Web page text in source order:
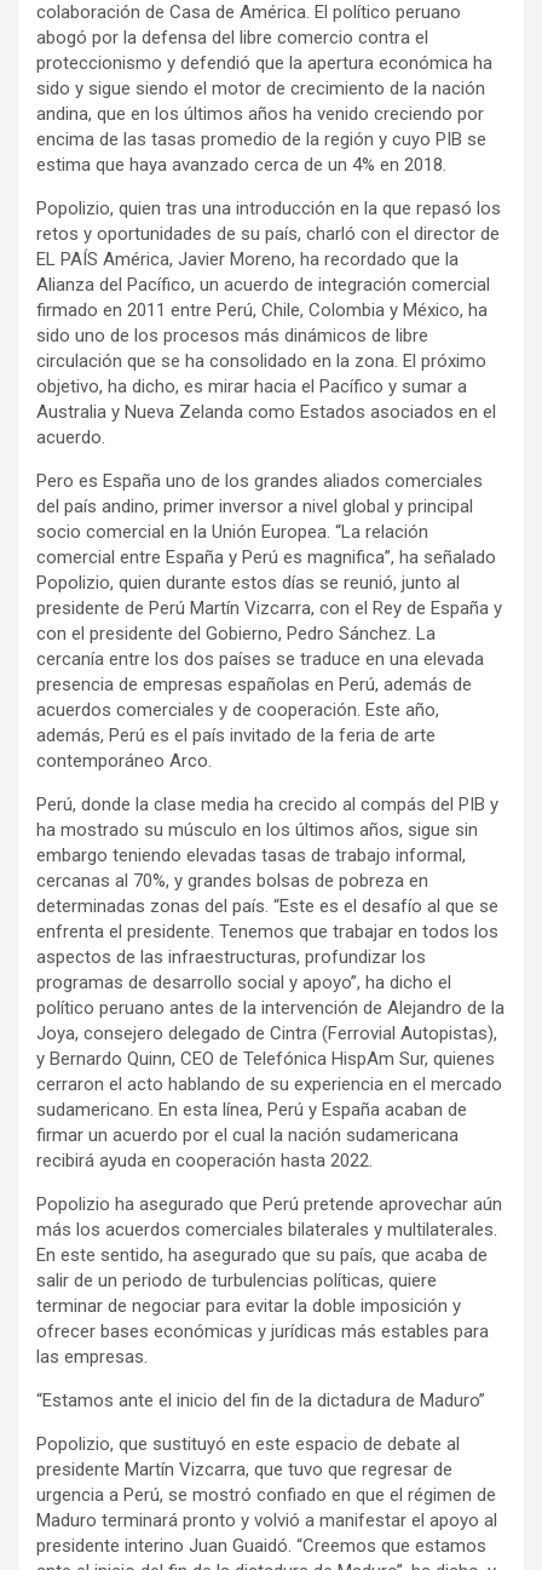
colaboración de Casa de América. El político peruano
abogó por la defensa del libre comercio contra el
proteccionismo y defendió que la apertura económica ha
sido y sigue siendo el motor de crecimiento de la nación
andina, que en los últimos años ha venido creciendo por
encima de las tasas promedio de la región y cuyo PIB se
estima que haya avanzado cerca de un 4% en 2018.
Popolizio, quien tras una introducción en la que repasó los
retos y oportunidades de su país, charló con el director de
EL PAÍS América, Javier Moreno, ha recordado que la
Alianza del Pacífico, un acuerdo de integración comercial
firmado en 2011 entre Perú, Chile, Colombia y México, ha
sido uno de los procesos más dinámicos de libre
circulación que se ha consolidado en la zona. El próximo
objetivo, ha dicho, es mirar hacia el Pacífico y sumar a
Australia y Nueva Zelanda como Estados asociados en el
acuerdo.
Pero es España uno de los grandes aliados comerciales
del país andino, primer inversor a nivel global y principal
socio comercial en la Unión Europea. “La relación
comercial entre España y Perú es magnifica”, ha señalado
Popolizio, quien durante estos días se reunió, junto al
presidente de Perú Martín Vizcarra, con el Rey de España y
con el presidente del Gobierno, Pedro Sánchez. La
cercanía entre los dos países se traduce en una elevada
presencia de empresas españolas en Perú, además de
acuerdos comerciales y de cooperación. Este año,
además, Perú es el país invitado de la feria de arte
contemporáneo Arco.
Perú, donde la clase media ha crecido al compás del PIB y
ha mostrado su músculo en los últimos años, sigue sin
embargo teniendo elevadas tasas de trabajo informal,
cercanas al 70%, y grandes bolsas de pobreza en
determinadas zonas del país. “Este es el desafío al que se
enfrenta el presidente. Tenemos que trabajar en todos los
aspectos de las infraestructuras, profundizar los
programas de desarrollo social y apoyo”, ha dicho el
político peruano antes de la intervención de Alejandro de la
Joya, consejero delegado de Cintra (Ferrovial Autopistas),
y Bernardo Quinn, CEO de Telefónica HispAm Sur, quienes
cerraron el acto hablando de su experiencia en el mercado
sudamericano. En esta línea, Perú y España acaban de
firmar un acuerdo por el cual la nación sudamericana
recibirá ayuda en cooperación hasta 2022.
Popolizio ha asegurado que Perú pretende aprovechar aún
más los acuerdos comerciales bilaterales y multilaterales.
En este sentido, ha asegurado que su país, que acaba de
salir de un periodo de turbulencias políticas, quiere
terminar de negociar para evitar la doble imposición y
ofrecer bases económicas y jurídicas más estables para
las empresas.
“Estamos ante el inicio del fin de la dictadura de Maduro”
Popolizio, que sustituyó en este espacio de debate al
presidente Martín Vizcarra, que tuvo que regresar de
urgencia a Perú, se mostró confiado en que el régimen de
Maduro terminará pronto y volvió a manifestar el apoyo al
presidente interino Juan Guaidó. “Creemos que estamos